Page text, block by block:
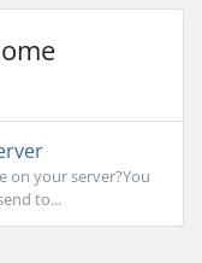
on your server?You
to...